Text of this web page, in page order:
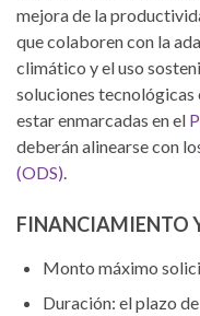
mejora de la
que colaboren con la
climático y el uso
soluciones tecnológicas
estar enmarcadas en el
deberán alinearse con
(ODS)
FINANCIAMIENTO
Monto máximo
Duración: el plazo